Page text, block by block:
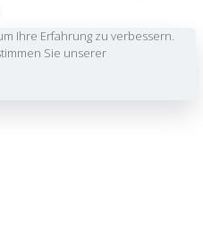
Ihre Erfahrung zu verbessern.
Sie unserer